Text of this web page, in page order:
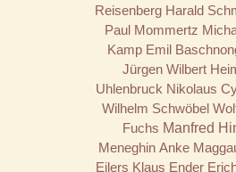
Reisenberg Harald
Paul Mommertz
Kamp Emil
Jürgen Wilbert
Uhlenbruck Nikolaus
Wilhelm Schwöbel
Fuchs Manfred
Meneghin Anke
Eilers Klaus Ender